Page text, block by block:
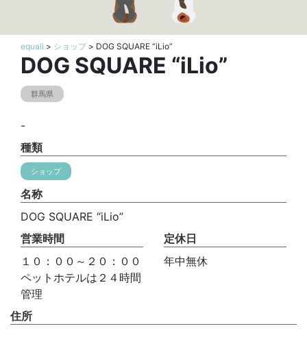
equall > ショップ> DOG SQUARE “iLio”
DOG SQUARE “iLio”
群馬県
-
種類
ショップ
名称
DOG SQUARE “iLio”
営業時間
１０：００～２０：００
ペットホテルは２４時間
管理
定休日
年中無休
住所